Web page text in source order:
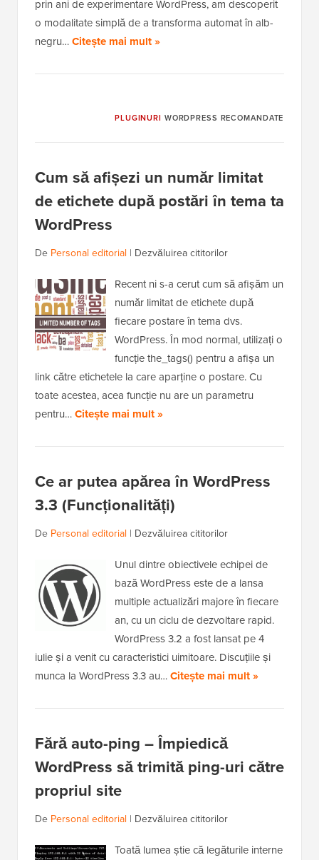
prin ani de experimentare WordPress, am descoperit
o modalitate simplă de a transforma automat în alb-
negru…Citește mai mult »
PLUGINURI WORDPRESS RECOMANDATE
Cum să afișezi un număr limitat
de etichete după postări în tema ta
WordPress
De Personal editorial | Dezvăluirea cititorilor
Recent ni s-a cerut cum să afișăm un
număr limitat de etichete după
fiecare postare în tema dvs.
WordPress. În mod normal, utilizați o
funcție the_tags() pentru a afișa un
link către etichetele la care aparține o postare. Cu
toate acestea, acea funcție nu are un parametru
pentru…Citește mai mult »
Ce ar putea apărea în WordPress
3.3 (Funcționalități)
De Personal editorial | Dezvăluirea cititorilor
Unul dintre obiectivele echipei de
bază WordPress este de a lansa
multiple actualizări majore în fiecare
an, cu un ciclu de dezvoltare rapid.
WordPress 3.2 a fost lansat pe 4
iulie și a venit cu caracteristici uimitoare. Discuțiile și
munca la WordPress 3.3 au…Citește mai mult »
Fără auto-ping – Împiedică
WordPress să trimită ping-uri către
propriul site
De Personal editorial | Dezvăluirea cititorilor
Toată lumea știe că legăturile interne